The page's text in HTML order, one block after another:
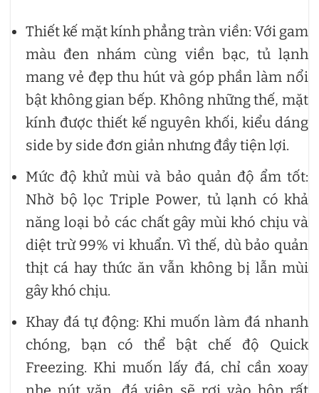
Thiết kế mặt kính phẳng tràn viền: Với gam
màu đen nhám cùng viền bạc, tủ lạnh
mang vẻ đẹp thu hút và góp phần làm nổi
bật không gian bếp. Không những thế, mặt
kính được thiết kế nguyên khối, kiểu dáng
side by side đơn giản nhưng đầy tiện lợi.
Mức độ khử mùi và bảo quản độ ẩm tốt:
Nhờ bộ lọc Triple Power, tủ lạnh có khả
năng loại bỏ các chất gây mùi khó chịu và
diệt trừ 99% vi khuẩn. Vì thế, dù bảo quản
thịt cá hay thức ăn vẫn không bị lẫn mùi
gây khó chịu.
Khay đá tự động: Khi muốn làm đá nhanh
chóng, bạn có thể bật chế độ Quick
Freezing. Khi muốn lấy đá, chỉ cần xoay